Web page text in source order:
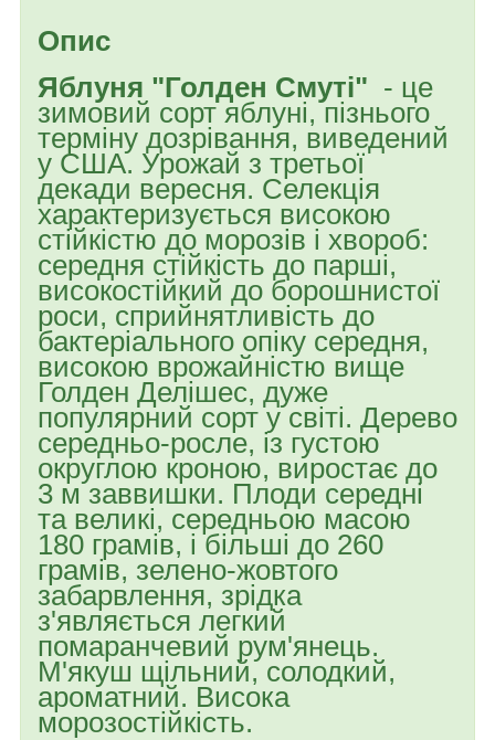
Опис
Яблуня "Голден Смуті" - це
зимовий сорт яблуні, пізнього
терміну дозрівання, виведений
у США. Урожай з третьої
декади вересня. Селекція
характеризується високою
стійкістю до морозів і хвороб:
середня стійкість до парші,
високостійкий до борошнистої
роси, сприйнятливість до
бактеріального опіку середня,
високою врожайністю вище
Голден Делішес, дуже
популярний сорт у світі. Дерево
середньо-росле, із густою
округлою кроною, виростає до
3 м заввишки. Плоди середні
та великі, середньою масою
180 грамів, і більші до 260
грамів, зелено-жовтого
забарвлення, зрідка
з'являється легкий
помаранчевий рум'янець.
М'якуш щільний, солодкий,
ароматний. Висока
морозостійкість.